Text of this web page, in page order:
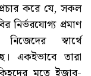
করে যে, সকল
নির্ভরযোগ্য প্রমাণ
স্বার্থে
একইভাবে তারা